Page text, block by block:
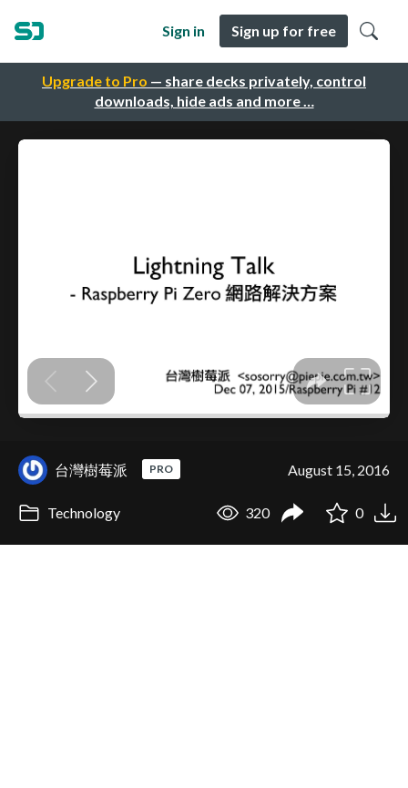
Upgrade to Pro — share decks privately, control
downloads, hide ads and more …
Sign in Sign up for free
台灣樹莓派 PRO August 15, 2016
Technology 320 0